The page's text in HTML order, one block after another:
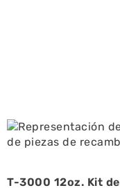
T-3000 12oz. Kit de